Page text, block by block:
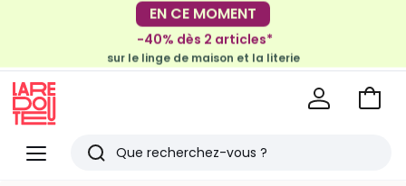
-30€ tous les 100€*
sur le meuble & la déco
-40% dès 2 articles*
sur le linge de maison et la literie
Menu
Redoute
Rechercher
Voir